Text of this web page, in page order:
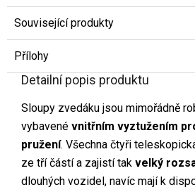
Související produkty
Přílohy
Detailní popis produktu
Sloupy zvedáku jsou mimořádně
vybavené vnitřním vyztužením
pružení. Všechna čtyři
ze tří částí a zajistí tak velký
dlouhých vozidel, navíc mají k